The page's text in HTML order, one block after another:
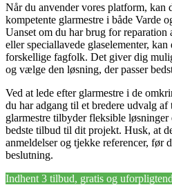
Når du anvender vores platform, kan
kompetente glarmestre i både Varde
Uanset om du har brug for
eller speciallavede glaselementer,
forskellige fagfolk. Det giver dig
og vælge den løsning, der passer
Ved at lede efter glarmestre i de
du har adgang til et bredere udvalg af
glarmestre tilbyder fleksible løsninger
bedste tilbud til dit projekt. Husk, at
anmeldelser og tjekke referencer, før
beslutning.
Indhent 3 tilbud, gratis og